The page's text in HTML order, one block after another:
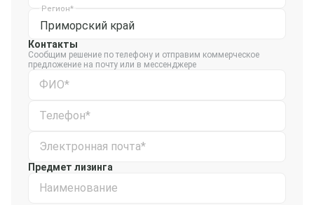
Приморский край
Регион*
Контакты
Сообщим решение по телефону и отправим коммерческое
предложение на почту или в мессенджере
ФИО*
Телефон*
Электронная почта*
Предмет лизинга
Наименование